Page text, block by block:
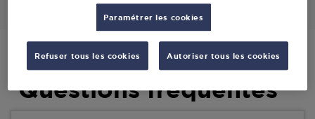
Questions fréquentes
Paramétrer les cookies
Refuser tous les cookies Autoriser tous les cookies